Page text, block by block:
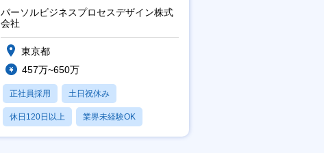
力・ガス等の民間向けプロジェクト
推進】
パーソルビジネスプロセスデザイン株式
会社
東京都
457万~650万
正社員採用 土日祝休み
休日120日以上 業界未経験OK
産休・育休あり